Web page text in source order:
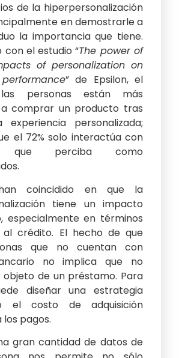
de la hiperpersonalización
en demostrarle a
la importancia que tiene.
con el estudio “The power of
of personalization on
” de Epsilon, el
personas están más
a comprar un producto tras
experiencia personalizada;
el 72% solo interactúa con
que perciba como
coincidido en que la
tiene un impacto
especialmente en términos
crédito. El hecho de que
que no cuentan con
no implica que no
objeto de un préstamo. Para
diseñar una estrategia
el costo de adquisición
pagos.
gran cantidad de datos de